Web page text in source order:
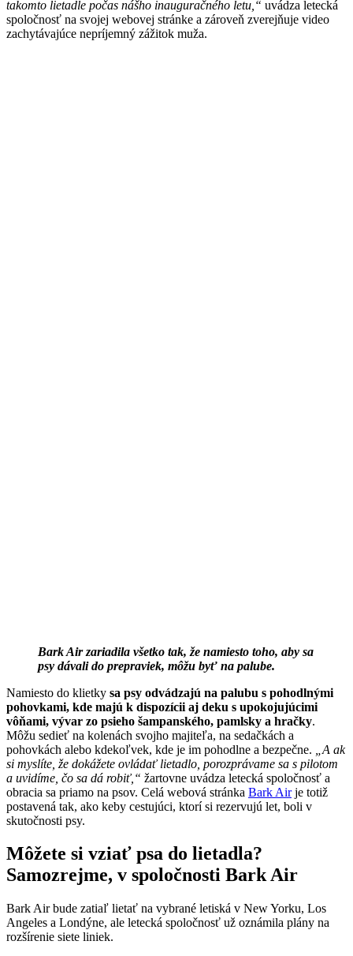
takomto lietadle počas nášho inauguračného letu,“ uvádza letecká
spoločnosť na svojej webovej stránke a zároveň zverejňuje video
zachytávajúce nepríjemný zážitok muža.
Bark Air zariadila všetko tak, že namiesto toho, aby sa
psy dávali do prepraviek, môžu byť na palube.
Namiesto do klietky sa psy odvádzajú na palubu s pohodlnými
pohovkami, kde majú k dispozícii aj deku s upokojujúcimi
vôňami, vývar zo psieho šampanského, pamlsky a hračky.
Môžu sedieť na kolenách svojho majiteľa, na sedačkách a
pohovkách alebo kdekoľvek, kde je im pohodlne a bezpečne.
„A ak
si myslíte, že dokážete ovládať lietadlo, porozprávame sa s pilotom
a uvidíme, čo sa dá robiť,“ žartovne uvádza letecká spoločnosť a
obracia sa priamo na psov. Celá webová stránka Bark Airje totiž
postavená tak, ako keby cestujúci, ktorí si rezervujú let, boli v
skutočnosti psy.
Môžete si vziať psa do lietadla?
Samozrejme, v spoločnosti Bark Air
Bark Air bude zatiaľ lietať na vybrané letiská v New Yorku, Los
Angeles a Londýne, ale letecká spoločnosť už oznámila plány na
rozšírenie siete liniek.